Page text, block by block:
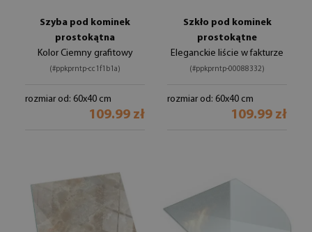
Szyba pod kominek
prostokątna
Kolor Ciemny grafitowy
(#ppkprntp-cc1f1b1a)
rozmiar od: 60x40 cm
109.99 zł
Szkło pod kominek
prostokątne
Eleganckie liście w fakturze
(#ppkprntp-00088332)
rozmiar od: 60x40 cm
109.99 zł